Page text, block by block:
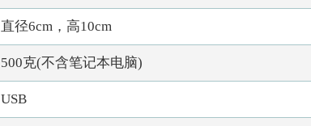
直径6cm，高10cm
500克(不含笔记本电脑)
USB